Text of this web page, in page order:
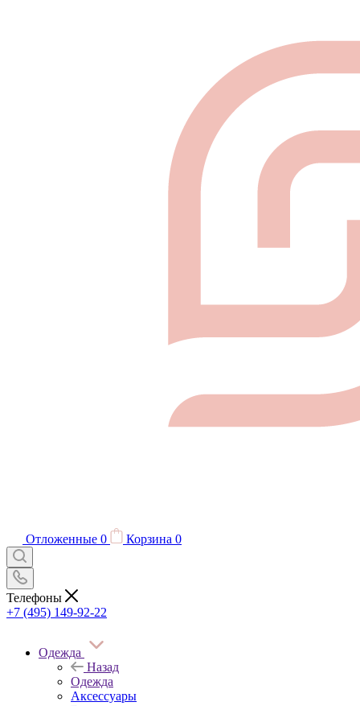
Отложенные 0 Корзина 0
Телефоны
+7 (495) 149-92-22
Одежда
Назад
Одежда
Аксессуары